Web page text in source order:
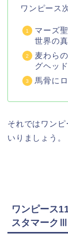
ワンピース
マーズ
世界の
麦わら
グヘッ
馬骨に
それではワン
いりましょう。
ワンピース
スタマーク